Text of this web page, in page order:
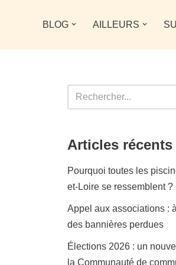
BLOG AILLEURS
Articles récents
Pourquoi toutes les
et-Loire se ressemblent ?
Appel aux associations :
des bannières perdues
Élections 2026 : un
la Communauté de